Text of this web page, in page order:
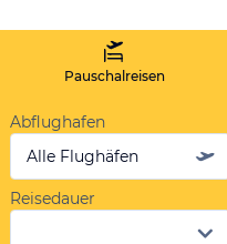
Pauschalreisen
Abflughafen
Alle Flughäfen
Reisedauer